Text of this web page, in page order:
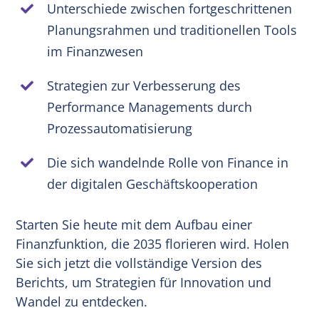
Unterschiede zwischen fortgeschrittenen
Planungsrahmen und traditionellen Tools
im Finanzwesen
Strategien zur Verbesserung des
Performance Managements durch
Prozessautomatisierung
Die sich wandelnde Rolle von Finance in
der digitalen Geschäftskooperation
Starten Sie heute mit dem Aufbau einer
Finanzfunktion, die 2035 florieren wird. Holen
Sie sich jetzt die vollständige Version des
Berichts, um Strategien für Innovation und
Wandel zu entdecken.